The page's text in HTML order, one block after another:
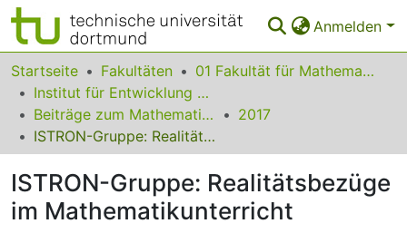
Anmelden
Bereiche & Sammlungen
Das gesamte Repositorium
Statistiken
FAQ
Leitlinien
Startseite Fakultäten
01 Fakultät für Mathematik
Institut für Entwicklung und Erforschung des Mathematikunterrichts
Beiträge zum Mathematikunterricht
2017
ISTRON-Gruppe: Realitätsbezüge im Mathematikunterricht
ISTRON-Gruppe: Realitätsbezüge
im Mathematikunterricht